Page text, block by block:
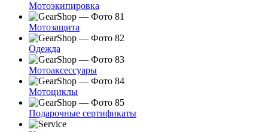
Мотоэкипировка
Мотозащита
Одежда
Мотоаксессуары
Мотоциклы
Подарочные сертификаты